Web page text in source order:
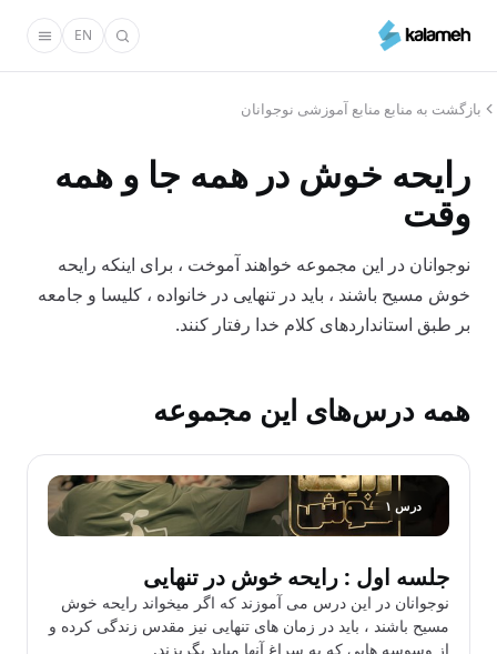
محتوای
EN
بازگشت به منابع منابع آموزشی نوجوانان
رايحه خوش در همه جا و همه
وقت
نوجوانان در این مجموعه خواهند آموخت ، برای اینکه رایحه
خوش مسیح باشند ، باید در تنهایی در خانواده ، کلیسا و جامعه
بر طبق استانداردهای کلام خدا رفتار کنند.
همه درس‌های این مجموعه
درس ۱
جلسه اول : رایحه خوش در تنهایی
نوجوانان در این درس می آموزند که اگر میخواند رایحه خوش
مسیح باشند ، باید در زمان های تنهایی نیز مقدس زندگی کرده و
از وسوسه هایی که به سراغ آنها میاید بگریزند.